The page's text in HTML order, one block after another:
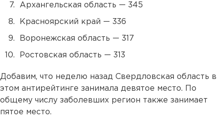
Архангельская область — 345
Красноярский край — 336
Воронежская область — 317
Ростовская область — 313
Добавим, что неделю назад Свердловская область в
этом антирейтинге занимала девятое место. По
общему числу заболевших регион также занимает
пятое место.